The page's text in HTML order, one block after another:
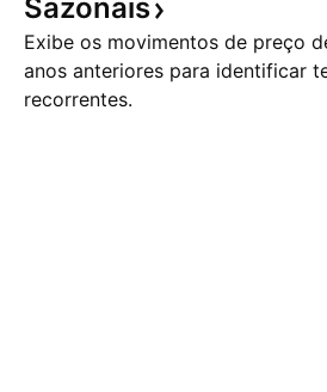
Sazonais
Exibe os movimentos de preço
anos anteriores para identificar
recorrentes.